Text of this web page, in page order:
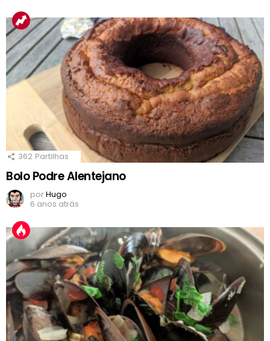
362 Partilhas
Bolo Podre Alentejano
porHugo
6 anos atrás